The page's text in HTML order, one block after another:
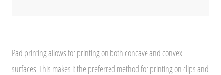
Pad printing allows for printing on both concave and convex
surfaces. This makes it the preferred method for printing on clips and